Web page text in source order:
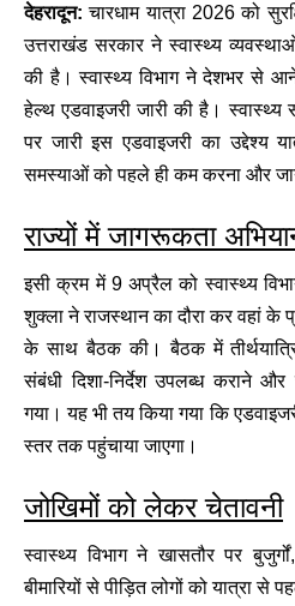
देहरादून: चारधाम यात्रा 2026 को
उत्तराखंड सरकार ने स्वास्थ्य
की है। स्वास्थ्य विभाग ने देशभर से
हेल्थ एडवाइजरी जारी की है। स्वास्थ्य
पर जारी इस एडवाइजरी का उद्देश्य
समस्याओं को पहले ही कम करना और
राज्यों में जागरूकता
इसी क्रम में 9 अप्रैल को स्वास्थ्य
शुक्ला ने राजस्थान का दौरा कर वहां के
के साथ बैठक की। बैठक में
संबंधी दिशा-निर्देश उपलब्ध कराने
गया। यह भी तय किया गया कि
स्तर तक पहुंचाया जाएगा।
जोखिमों को लेकर चेतावनी
स्वास्थ्य विभाग ने खासतौर पर
बीमारियों से पीड़ित लोगों को यात्रा